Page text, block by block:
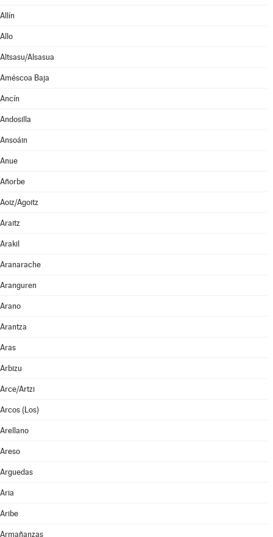
Allín
Allo
Altsasu/Alsasua
Améscoa Baja
Ancín
Andosilla
Ansoáin
Anue
Añorbe
Aoiz/Agoitz
Araitz
Arakil
Aranarache
Aranguren
Arano
Arantza
Aras
Arbizu
Arce/Artzi
Arcos (Los)
Arellano
Areso
Arguedas
Aria
Aribe
Armañanzas